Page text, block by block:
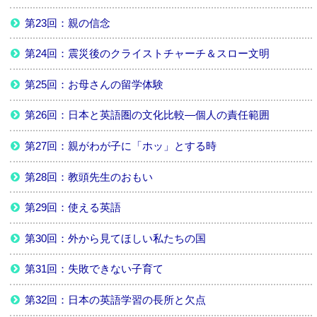
第23回：親の信念
第24回：震災後のクライストチャーチ＆スロー文明
第25回：お母さんの留学体験
第26回：日本と英語圏の文化比較―個人の責任範囲
第27回：親がわが子に「ホッ」とする時
第28回：教頭先生のおもい
第29回：使える英語
第30回：外から見てほしい私たちの国
第31回：失敗できない子育て
第32回：日本の英語学習の長所と欠点